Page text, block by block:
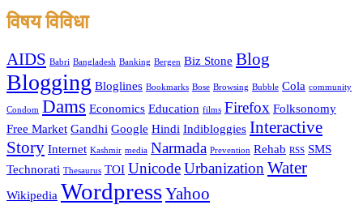
विषय विविधा
AIDS Babri Bangladesh Banking Bergen Biz Stone Blog
Blogging Bloglines Bookmarks Bose Browsing Bubble Cola community
Condom Dams Economics Education films Firefox Folksonomy
Free Market Gandhi Google Hindi Indibloggies Interactive
Story Internet Kashmir media Narmada Prevention Rehab RSS SMS
Technorati Thesaurus TOI UnicodeUrbanization Water
Wikipedia WordpressYahoo